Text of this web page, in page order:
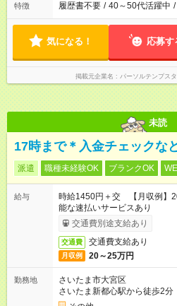
特徴 履歴書不要 / 40～50代活躍中 /
気になる！ 応募す
掲載元企業名 パーソルテンプス
未読
17時まで＊入金チェックな
派遣 職種未経験OK ブランクOK
給与
時給1450円＋交 【月収例】
能な速払いサービスあり
交通費別途支給あり
交通費 交通費支給あり
月収例 20～25万円
勤務地
さいたま市大宮区
さいたま新都心駅から徒歩2分